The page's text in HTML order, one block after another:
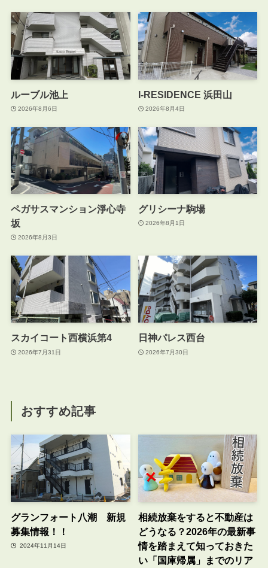
ルーブル池上
2026年8月6日
I-RESIDENCE 浜田山
2026年8月4日
ペガサスマンション淨心寺
坂
2026年8月3日
グリシーナ駒場
2026年8月1日
スカイコート西横浜第4
2026年7月31日
日神パレス西台
2026年7月30日
おすすめ記事
グランフォート八潮 新規
募集情報！！
2024年11月14日
相続放棄をすると不動産は
どうなる？2026年の最新事
情を踏まえて知っておきた
い「国庫帰属」までのリア